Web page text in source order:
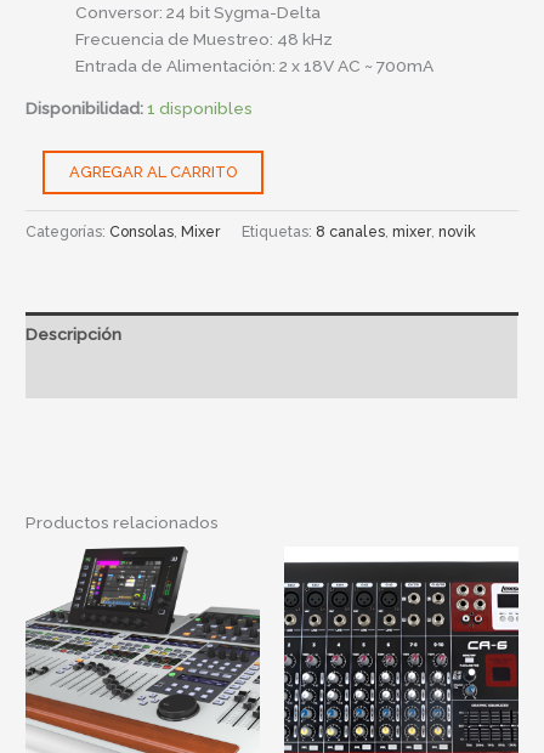
Conversor: 24 bit Sygma-Delta
Frecuencia de Muestreo: 48 kHz
Entrada de Alimentación: 2 x 18V AC ~ 700mA
Disponibilidad:1 disponibles
AGREGAR AL CARRITO
Categorías: Consolas,Mixer Etiquetas: 8 canales,mixer,novik
Descripción
Productos relacionados